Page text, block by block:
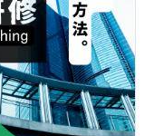
プレゼン ・テストクロ
トーク